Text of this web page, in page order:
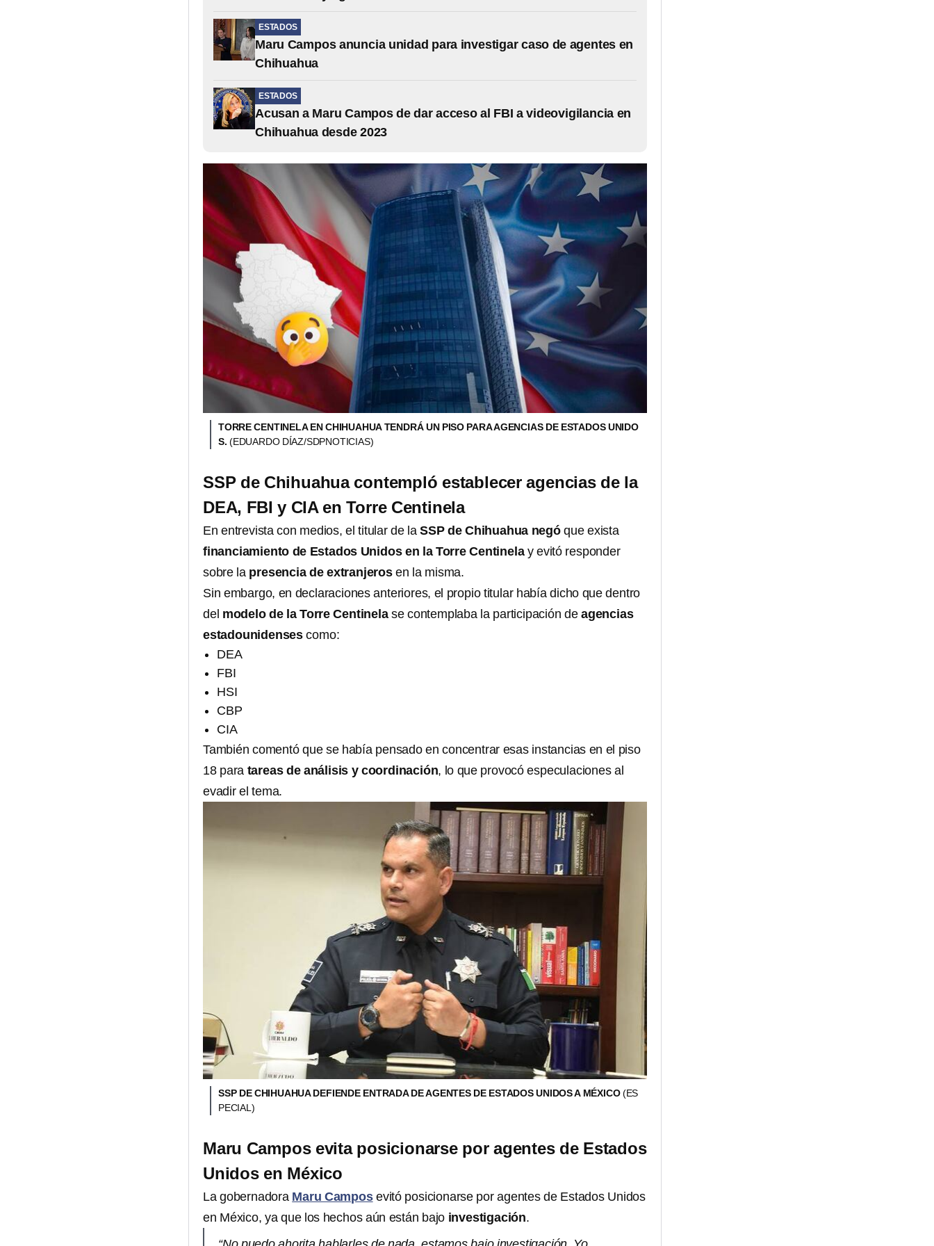
ESTADOS
Maru Campos anuncia unidad para investigar caso de agentes en
Chihuahua
ESTADOS
Acusan a Maru Campos de dar acceso al FBI a videovigilancia en
Chihuahua desde 2023
TORRE CENTINELA EN CHIHUAHUA TENDRÁ UN PISO PARA AGENCIAS DE ESTADOS UNIDO
S. (EDUARDO DÍAZ/SDPNOTICIAS)
SSP de Chihuahua contempló establecer agencias de la
DEA, FBI y CIA en Torre Centinela
En entrevista con medios, el titular de laSSP de Chihuahua negóque exista
financiamiento de Estados Unidos en la Torre Centinela y evitó responder
sobre la presencia de extranjerosen la misma.
Sin embargo, en declaraciones anteriores, el propio titular había dicho que dentro
del modelo de la Torre Centinelase contemplaba la participación deagencias
estadounidenses como:
DEA
FBI
HSI
CBP
CIA
También comentó que se había pensado en concentrar esas instancias en el piso
18 para tareas de análisis y coordinación, lo que provocó especulaciones al
evadir el tema.
SSP DE CHIHUAHUA DEFIENDE ENTRADA DE AGENTES DE ESTADOS UNIDOS A MÉXICO(ES
PECIAL)
Maru Campos evita posicionarse por agentes de Estados
Unidos en México
La gobernadora Maru Campos evitó posicionarse por agentes de Estados Unidos
en México, ya que los hechos aún están bajo investigación.